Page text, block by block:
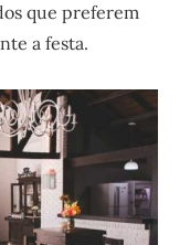
que preferem
a festa.